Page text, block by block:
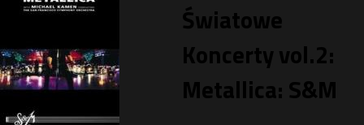
Światowe
Koncerty vol.2:
Metallica: S&M